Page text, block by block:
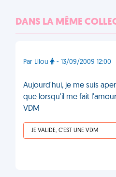
DANS LA MÊME
Par Lilou - 13/09/2009 12:00
Aujourd'hui, je me suis
que lorsqu'il me fait
VDM
JE VALIDE, C'EST UNE VDM